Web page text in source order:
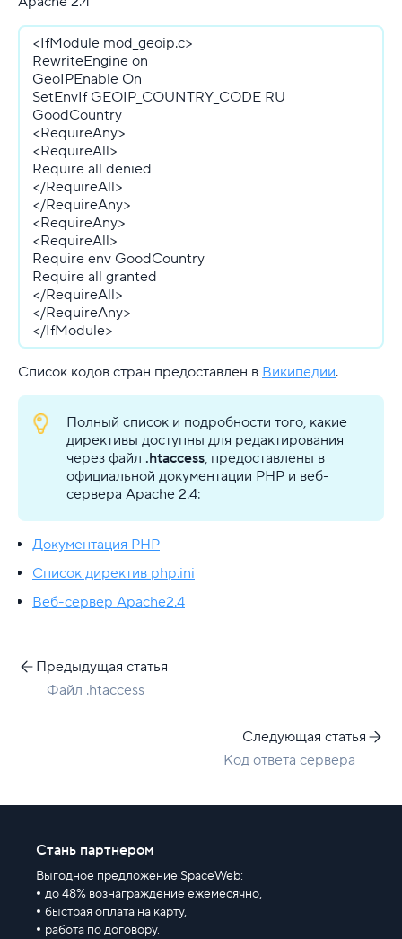
<IfModule mod_geoip.c>
RewriteEngine on
GeoIPEnable On
SetEnvIf GEOIP_COUNTRY_CODE RU
GoodCountry
<RequireAny>
<RequireAll>
Require all denied
</RequireAll>
</RequireAny>
<RequireAny>
<RequireAll>
Require env GoodCountry
Require all granted
</RequireAll>
</RequireAny>
</IfModule>
Список кодов стран предоставлен в Википедии.
Полный список и подробности того, какие
директивы доступны для редактирования
через файл .htaccess, предоставлены в
официальной документации PHP и веб-
сервера Apache 2.4:
Документация PHP
Список директив php.ini
Веб-сервер Apache2.4
Предыдущая статья
Файл .htaccess
Следующая статья
Код ответа сервера
Стань партнером
Выгодное предложение SpaceWeb:
до 48% вознаграждение ежемесячно,
быстрая оплата на карту,
работа по договору.